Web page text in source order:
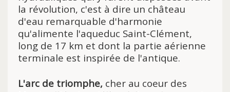
la révolution, c'est à dire un château
d'eau remarquable d'harmonie
qu'alimente l'aqueduc Saint-Clément,
long de 17 km et dont la partie aérienne
terminale est inspirée de l'antique.
L'arc de triomphe, cher au coeur des